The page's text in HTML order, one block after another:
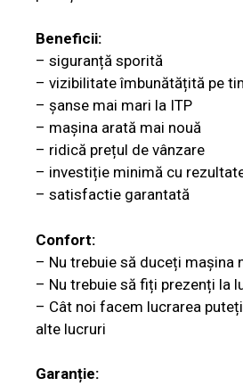
Beneficii:
– siguranță sporită
– vizibilitate îmbunătățită pe
– șanse mai mari la ITP
– mașina arată mai nouă
– ridică prețul de vânzare
– investiție minimă cu
– satisfactie garantată
Confort:
– Nu trebuie să duceți mașina
– Nu trebuie să fiți prezenți la
– Cât noi facem lucrarea
alte lucruri
Garanție: